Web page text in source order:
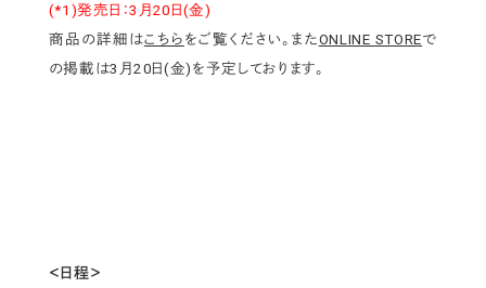
(*1)発売日：3月20日(金)
商品の詳細はこちらをご覧ください。またONLINE STOREで
の掲載は3月20日(金)を予定しております。
＜日程＞